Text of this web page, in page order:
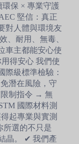
保 × 專業守護
堅信：真正
對人體與環境友
、耐用、無毒、
車主都能安心使
得安心 我們使
際級標準檢驗：
潛在風險，守
限制指令 → 無
國際材料測
起專業與實測
所選的不只是
晶。 ✔ 我們產